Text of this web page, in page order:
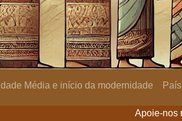
Idade Média e início da modernidade
Apoie-nos